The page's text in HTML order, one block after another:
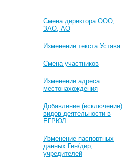
Смена директора ООО,
ЗАО, АО
Изменение текста Устава
Смена участников
Изменение адреса
местонахождения
Добавление (исключение)
видов деятельности в
ЕГРЮЛ
Изменение паспортных
данных Ген/дир,
учредителей